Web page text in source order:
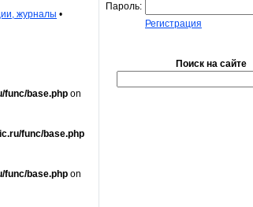
журналы •
func/base.php on
func/base.php
func/base.php on
Пароль:
Регистрация
Поиск на сайте